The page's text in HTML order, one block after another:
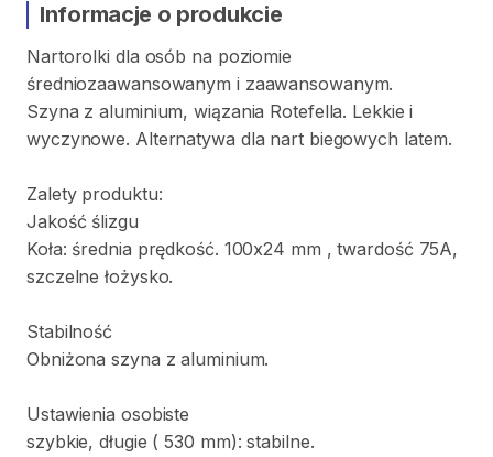
Informacje o produkcie
Nartorolki dla osób na poziomie
średniozaawansowanym i zaawansowanym.
Szyna z aluminium​,​ wiązania Rotefella. Lekkie i
wyczynowe. Alternatywa dla nart biegowych latem.
Zalety produktu:
Jakość ślizgu
Koła: średnia prędkość. 100x24 mm ​,​ twardość 75A​,​
szczelne łożysko.
Stabilność
Obniżona szyna z aluminium.
Ustawienia osobiste
szybkie​,​ długie ( 530 mm): stabilne.